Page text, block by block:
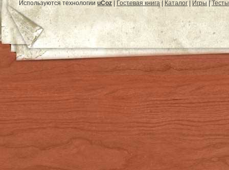
Используются технологии uCoz | Гостевая книга| Каталог | Игры |Тесты